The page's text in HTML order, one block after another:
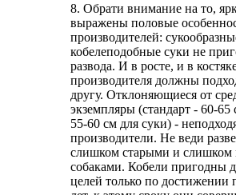
8. Обрати внимание на то,
выражены половые
производителей:
кобелеподобные суки не
развода. И в росте, и в
производителя должны
другу. Отклоняющиеся от
экземпляры (стандарт - 60-65
55-60 см для суки) -
производители. Не веди
слишком старыми и
собаками. Кобели пригодны
целей только по достижении